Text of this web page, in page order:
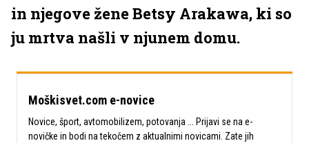
in njegove žene Betsy Arakawa, ki so
ju mrtva našli v njunem domu.
Moškisvet.com e-novice
Novice, šport, avtomobilizem, potovanja ... Prijavi se na e-
novičke in bodi na tekočem z aktualnimi novicami. Zate jih